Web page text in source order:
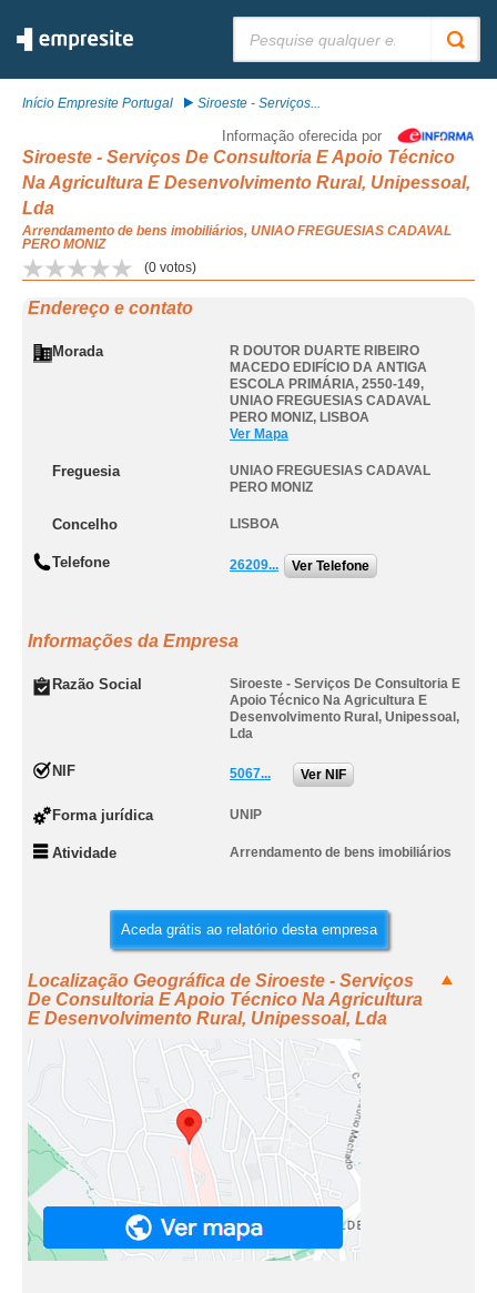
Início Empresite Portugal Siroeste - Serviços...
Informação oferecida por
Siroeste - Serviços De Consultoria E Apoio Técnico
Na Agricultura E Desenvolvimento Rural, Unipessoal,
Lda
Arrendamento de bens imobiliários, UNIAO FREGUESIAS CADAVAL
PERO MONIZ
(0 votos)
Endereço e contato
Morada
R DOUTOR DUARTE RIBEIRO
MACEDO EDIFÍCIO DA ANTIGA
ESCOLA PRIMÁRIA, 2550-149,
UNIAO FREGUESIAS CADAVAL
PERO MONIZ, LISBOA
Ver Mapa
Freguesia
UNIAO FREGUESIAS CADAVAL
PERO MONIZ
Concelho LISBOA
Telefone 26209... Ver Telefone
Informações da Empresa
Razão Social
Siroeste - Serviços De Consultoria E
Apoio Técnico Na Agricultura E
Desenvolvimento Rural, Unipessoal,
Lda
NIF 5067... Ver NIF
Forma jurídica UNIP
Atividade Arrendamento de bens imobiliários
Aceda grátis ao relatório desta empresa
Localização Geográfica de Siroeste - Serviços
De Consultoria E Apoio Técnico Na Agricultura
E Desenvolvimento Rural, Unipessoal, Lda